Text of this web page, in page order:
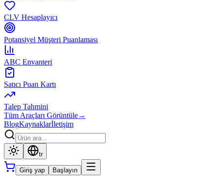
CLV Hesaplayıcı
Potansiyel Müşteri Puanlaması
ABC Envanteri
Satıcı Puan Kartı
Talep Tahmini
Tüm Araçları Görüntüle→
BlogKaynaklarİletişim
tr
Giriş yap Başlayın